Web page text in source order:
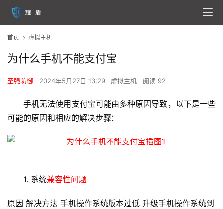
首页 虚拟主机
为什么手机不能支付宝
至强防御 2024年5月27日 13:29 虚拟主机 阅读 92
手机无法使用支付宝可能由多种原因导致，以下是一些
可能的原因和相应的解决步骤：
1. 系统兼容性问题
原因 解决方法 手机操作系统版本过低 升级手机操作系统到